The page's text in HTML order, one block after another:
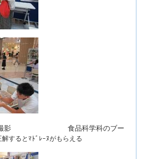
ト撮影 食品科学科のブー
するとﾏﾄﾞﾚｰﾇがもらえる